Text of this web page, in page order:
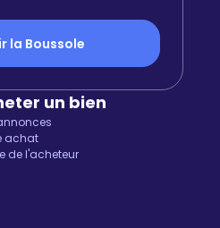
la Boussole
un bien
achat
de l'acheteur